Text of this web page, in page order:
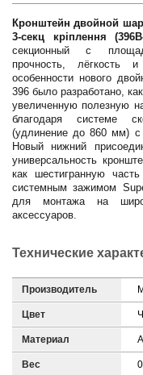
Кронштейн двойной
3-секц кріплення
секционный с
прочность, лёгкость
особенности нового
396 было разработано,
увеличенную полезную
благодаря системе
(удлинение до 860 мм)
Новый нижний
универсальность
как шестигранную
системным зажимом
для монтажа на
аксессуаров.
Технические
Производитель
Цвет
Материал
Вес